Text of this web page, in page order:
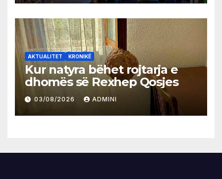
AKTUALITET KRONIKË
Kur natyra bëhet rojtarja e
dhomës së Rexhep Qosjes
03/08/2026 ADMINI